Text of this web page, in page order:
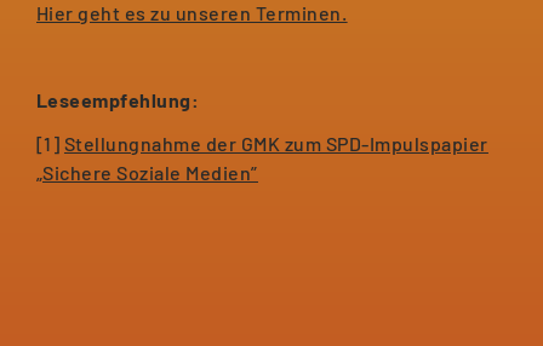
Hier geht es zu unseren Terminen.
Leseempfehlung:
[1] Stellungnahme der GMK zum SPD-Impulspapier
„Sichere Soziale Medien”